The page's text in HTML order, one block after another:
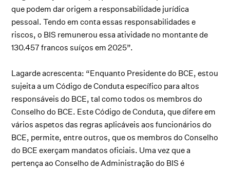
que podem dar origem a responsabilidade jurídica
pessoal. Tendo em conta essas responsabilidades e
riscos, o BIS remunerou essa atividade no montante de
130.457 francos suíços em 2025”.
Lagarde acrescenta: “Enquanto Presidente do BCE, estou
sujeita a um Código de Conduta específico para altos
responsáveis do BCE, tal como todos os membros do
Conselho do BCE. Este Código de Conduta, que difere em
vários aspetos das regras aplicáveis aos funcionários do
BCE, permite, entre outros, que os membros do Conselho
do BCE exerçam mandatos oficiais. Uma vez que a
pertença ao Conselho de Administração do BIS é